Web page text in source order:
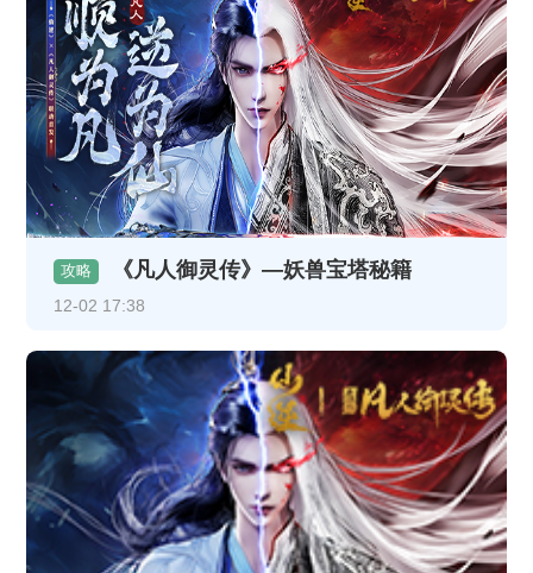
攻略 《凡人御灵传》—妖兽宝塔秘籍
12-02 17:38